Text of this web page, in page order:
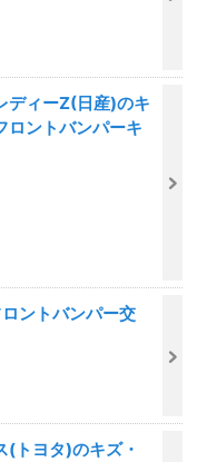
ディーZ(日産)のキ
ロントバンパーキ
ントバンパー交
トヨタ)のキズ・